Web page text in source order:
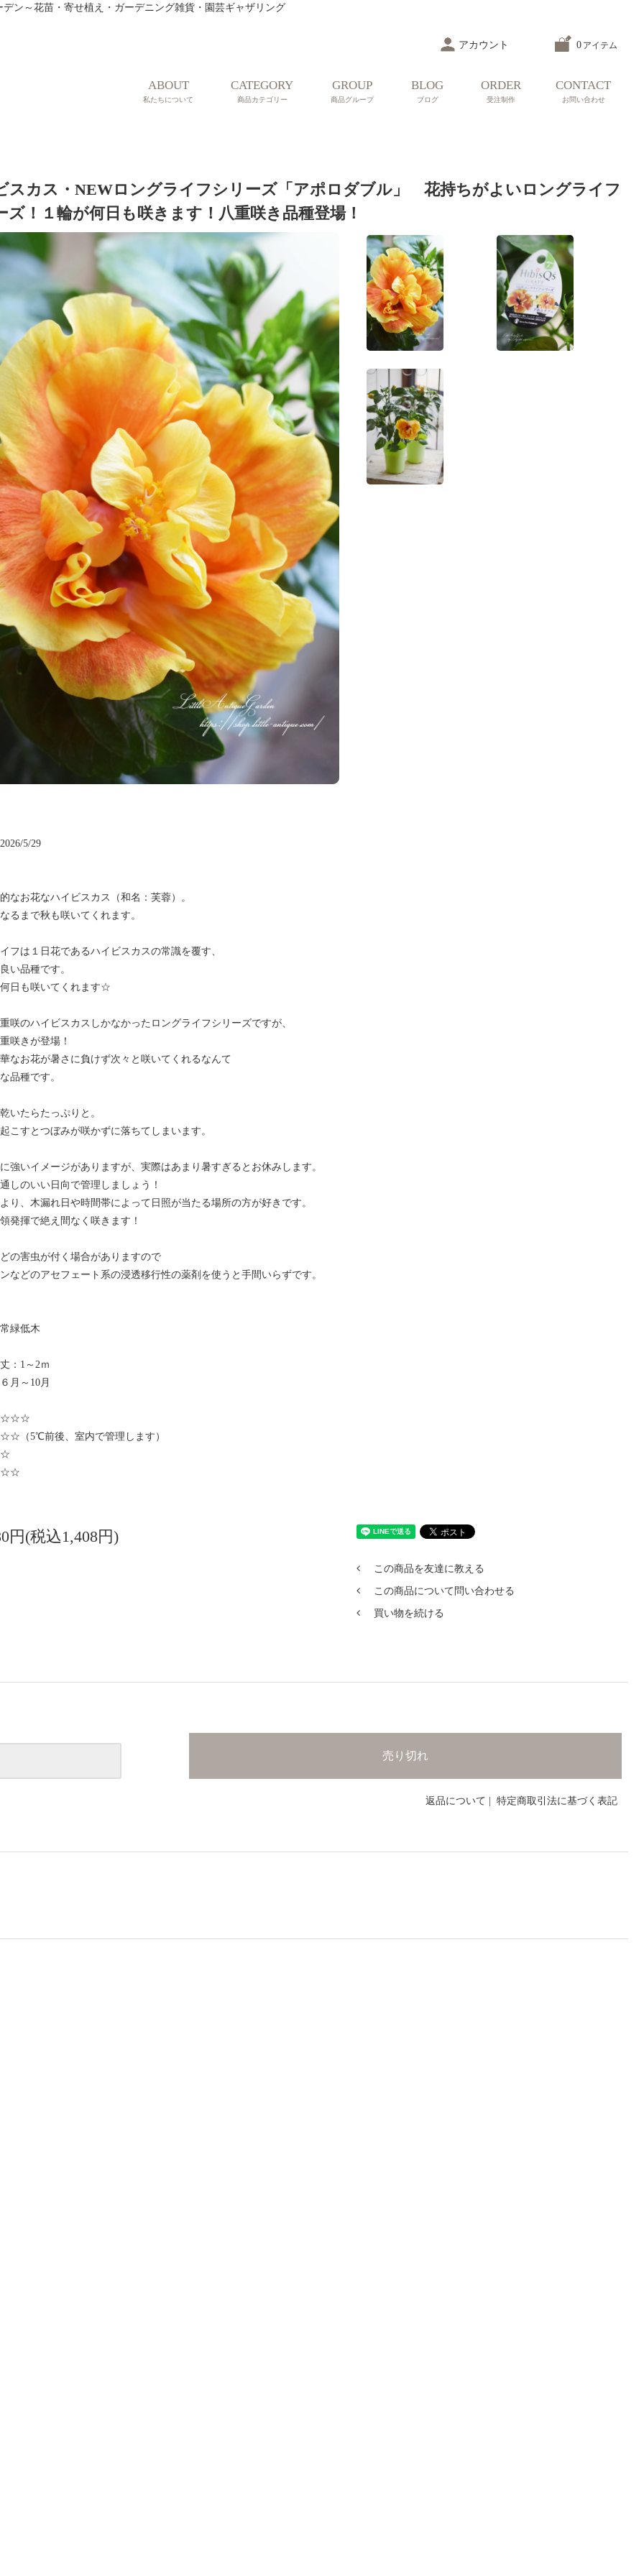
ン～花苗・寄せ植え・ガーデニング雑貨・園芸ギャザリング
アカウント 0 アイテム
ABOUT
私たちについて
CATEGORY
商品カテゴリー
GROUP
商品グループ
BLOG
ブログ
ORDER
受注制作
CONTACT
お問い合わせ
スカス・NEWロングライフシリーズ「アポロダブル」 花持ちがよいロングライフ
ズ！１輪が何日も咲きます！八重咲き品種登場！
5/29
なお花なハイビスカス（和名：芙蓉）。
るまで秋も咲いてくれます。
フは１日花であるハイビスカスの常識を覆す、
い品種です。
日も咲いてくれます☆
咲のハイビスカスしかなかったロングライフシリーズですが、
咲きが登場！
なお花が暑さに負けず次々と咲いてくれるなんて
品種です。
いたらたっぷりと。
こすとつぼみが咲かずに落ちてしまいます。
強いイメージがありますが、実際はあまり暑すぎるとお休みします。
しのいい日向で管理しましょう！
り、木漏れ日や時間帯によって日照が当たる場所の方が好きです。
発揮で絶え間なく咲きます！
の害虫が付く場合がありますので
などのアセフェート系の浸透移行性の薬剤を使うと手間いらずです。
緑低木
：1～2ｍ
月～10月
（5℃前後、室内で管理します）
円(税込1,408円)
この商品を友達に教える
この商品について問い合わせる
買い物を続ける
返品について 特定商取引法に基づく表記